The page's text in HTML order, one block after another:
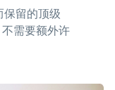
留的顶级
需要额外许